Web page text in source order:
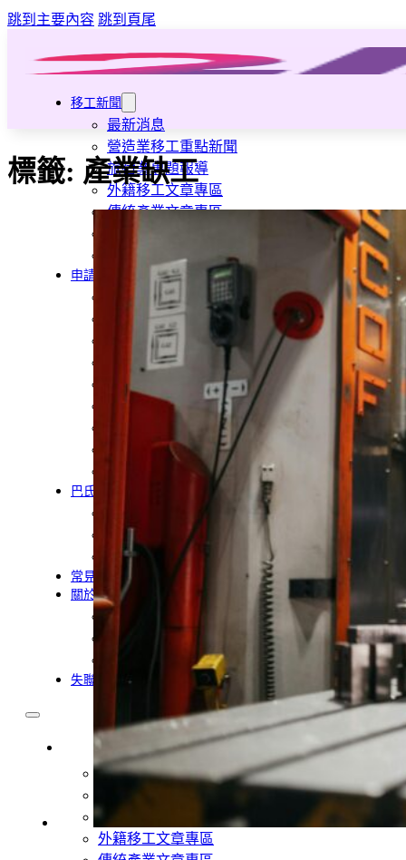
跳到主要內容 跳到頁尾
移工新聞
最新消息
營造業移工重點新聞
旅宿業專題報導
外籍移工文章專區
傳統產業文章專區
懶人包｜廢棄物處理與回收業
申請專區
家庭幫傭
家庭看護
機構看護
資源回收業移工
製造業移工
白領專業移工
營造業移工
餐飲旅宿-實習生專區
巴氏量表
「3分鐘」巴氏量表評估
巴氏量表是什麼?
多元免評
常見問題
關於我們
服務據點
案例分享
失聯協尋
移工新聞
最新消息
營造業移工重點新聞
旅宿業專題報導
外籍移工文章專區
標籤: 產業缺工